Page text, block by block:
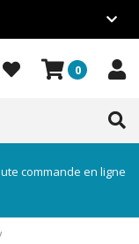
0
commande en ligne